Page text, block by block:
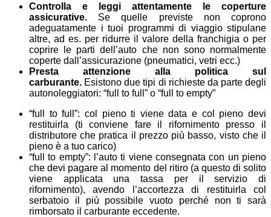
Controlla e leggi attentamente le coperture
assicurative. Se quelle previste non coprono
adeguatamente i tuoi programmi di viaggio stipulane
altre, ad es. per ridurre il valore della franchigia o per
coprire le parti dell’auto che non sono normalmente
coperte dall’assicurazione (pneumatici, vetri ecc.)
Presta attenzione alla politica sul
carburante. Esistono due tipi di richieste da parte degli
autonoleggiatori: “full to full” o “full to empty”
“full to full”: col pieno ti viene data e col pieno devi
restituirla (ti conviene fare il rifornimento presso il
distributore che pratica il prezzo più basso, visto che il
pieno è a tuo carico)
“full to empty”: l’auto ti viene consegnata con un pieno
che devi pagare al momento del ritiro (a questo di solito
viene applicata una tassa per il servizio di
rifornimento), avendo l’accortezza di restituirla col
serbatoio il più possibile vuoto perché non ti sarà
rimborsato il carburante eccedente.